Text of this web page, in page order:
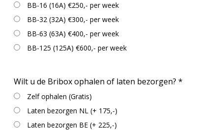
BB-16 (16A) €250,- per week
BB-32 (32A) €300,- per week
BB-63 (63A) €400,- per week
BB-125 (125A) €600,- per week
Wilt u de Bribox ophalen of laten bezorgen? *
Zelf ophalen (Gratis)
Laten bezorgen NL (+ 175,-)
Laten bezorgen BE (+ 225,-)